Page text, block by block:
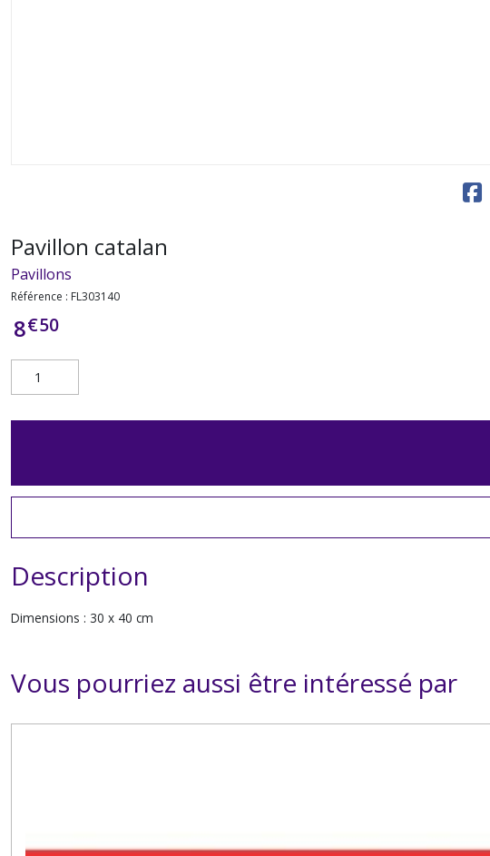
Pavillon catalan
Pavillons
Référence : FL303140
8€50
Description
Dimensions : 30 x 40 cm
Vous pourriez aussi être intéressé par